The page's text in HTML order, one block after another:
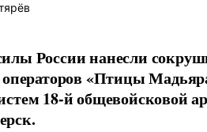
России нанесли
операторов «Птицы
18-й общевойсковой